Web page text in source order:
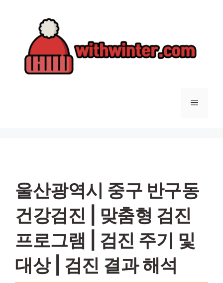
메
울산광역시 중구 반구동
건강검진 | 맞춤형 검진
프로그램 | 검진 주기 및
대상 | 검진 결과 해석